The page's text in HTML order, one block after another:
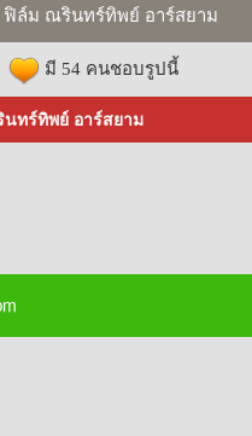
ฟิล์ม ณรินทร์ทิพย์ อาร์สยาม
มี 54 คนชอบรูปนี้
ทร์ทิพย์ อาร์สยาม